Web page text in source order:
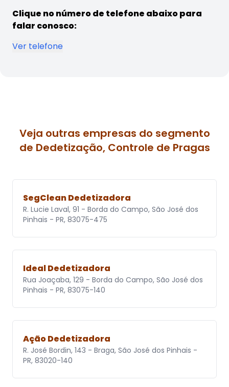
Clique no número de telefone abaixo para
falar conosco:
Ver telefone
Veja outras empresas do segmento
de Dedetização, Controle de Pragas
SegClean Dedetizadora
R. Lucie Laval, 91 - Borda do Campo, São José dos
Pinhais - PR, 83075-475
Ideal Dedetizadora
Rua Joaçaba, 129 - Borda do Campo, São José dos
Pinhais - PR, 83075-140
Ação Dedetizadora
R. José Bordin, 143 - Braga, São José dos Pinhais -
PR, 83020-140